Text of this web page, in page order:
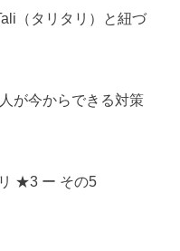
（タリタリ）と紐づ
が今からできる対策
★3 ー その5